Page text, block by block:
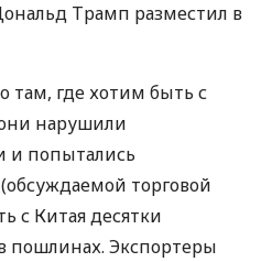
Трамп разместил в
где хотим быть с
нарушили
и попытались
торговой
с Китая десятки
пошлинах. Экспортеры